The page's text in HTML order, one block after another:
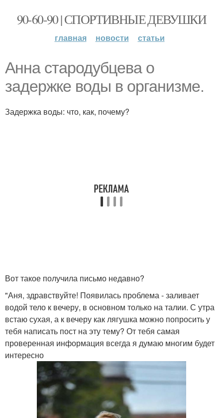
90-60-90 | СПОРТИВНЫЕ ДЕВУШКИ
главная новости статьи
Анна стародубцева о
задержке воды в организме.
Задержка воды: что, как, почему?
Вот такое получила письмо недавно?
"Аня, здравствуйте! Появилась проблема - заливает
водой тело к вечеру, в основном только на талии. С утра
встаю сухая, а к вечеру как лягушка можно попросить у
тебя написать пост на эту тему? От тебя самая
проверенная информация всегда я думаю многим будет
интересно